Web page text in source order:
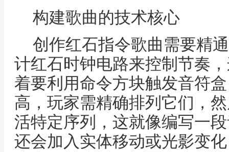
构建歌曲的技术核心
创作红石指令歌曲需要精
计红石时钟电路来控制节奏
着要利用命令方块触发音符
高，玩家需精确排列它们，
活特定序列，这就像编写一
还会加入实体移动或光影变